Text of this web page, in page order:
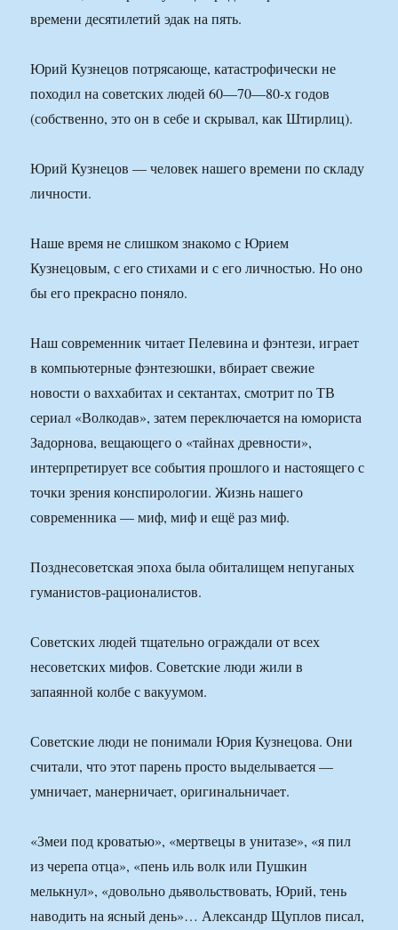
времени десятилетий эдак на пять.
Юрий Кузнецов потрясающе, катастрофически не
походил на советских людей 60—70—80-х годов
(собственно, это он в себе и скрывал, как Штирлиц).
Юрий Кузнецов — человек нашего времени по складу
личности.
Наше время не слишком знакомо с Юрием
Кузнецовым, с его стихами и с его личностью. Но оно
бы его прекрасно поняло.
Наш современник читает Пелевина и фэнтези, играет
в компьютерные фэнтезюшки, вбирает свежие
новости о ваххабитах и сектантах, смотрит по ТВ
сериал «Волкодав», затем переключается на юмориста
Задорнова, вещающего о «тайнах древности»,
интерпретирует все события прошлого и настоящего с
точки зрения конспирологии. Жизнь нашего
современника — миф, миф и ещё раз миф.
Позднесоветская эпоха была обиталищем непуганых
гуманистов-рационалистов.
Советских людей тщательно ограждали от всех
несоветских мифов. Советские люди жили в
запаянной колбе с вакуумом.
Советские люди не понимали Юрия Кузнецова. Они
считали, что этот парень просто выделывается —
умничает, манерничает, оригинальничает.
«Змеи под кроватью», «мертвецы в унитазе», «я пил
из черепа отца», «пень иль волк или Пушкин
мелькнул», «довольно дьявольствовать, Юрий, тень
наводить на ясный день»… Александр Щуплов писал,